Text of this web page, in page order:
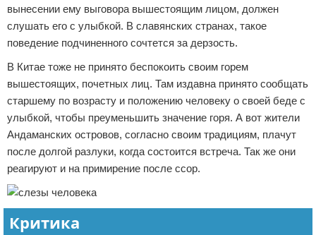
вынесении ему выговора вышестоящим лицом, должен
слушать его с улыбкой. В славянских странах, такое
поведение подчиненного сочтется за дерзость.
В Китае тоже не принято беспокоить своим горем
вышестоящих, почетных лиц. Там издавна принято сообщать
старшему по возрасту и положению человеку о своей беде с
улыбкой, чтобы преуменьшить значение горя. А вот жители
Андаманских островов, согласно своим традициям, плачут
после долгой разлуки, когда состоится встреча. Так же они
реагируют и на примирение после ссор.
Критика